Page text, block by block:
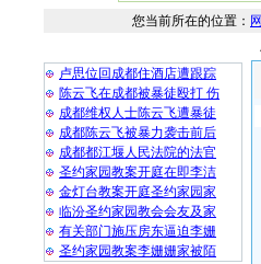
您当前所在的位置：
卢思位回成都住酒店遭跟踪
陈云飞在成都被暴徒殴打 伤
成都维权人士陈云飞遭暴徒
成都陈云飞被暴力袭击前后
成都都江堰人民法院的法官
圣约家园教案开庭在即李洁
金灯台教案开庭圣约家园家
临汾圣约家园教会会友及家
有关部门施压房东逼迫李姗
圣约家园教案李姗姗家被陌